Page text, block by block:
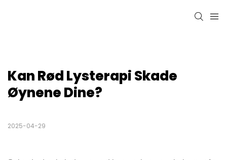
Kan Rød Lysterapi Skade
Øynene Dine?
2025-04-29